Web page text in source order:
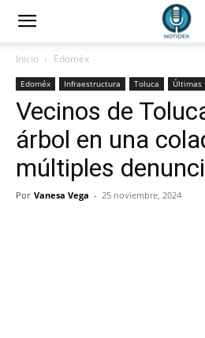
Inicio Edoméx
Edoméx Infraestructura Toluca Últimas
Vecinos de
árbol en una
múltiples
Por Vanesa Vega - 25 noviembre, 2024